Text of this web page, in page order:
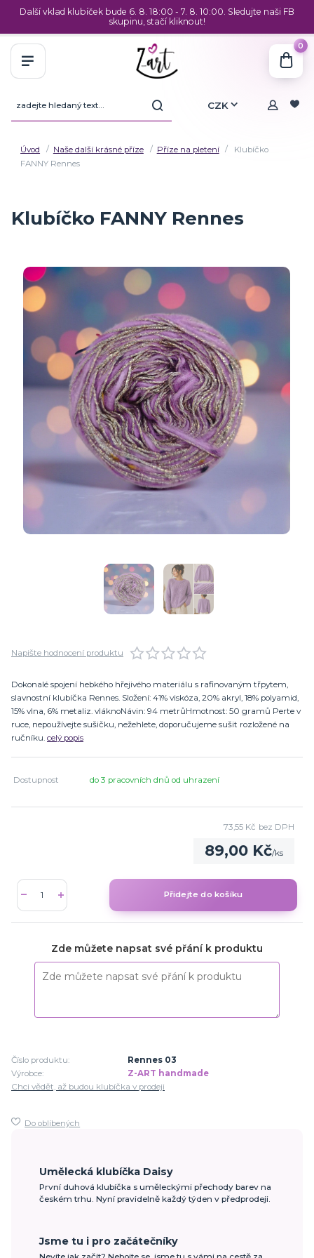
Další vklad klubíček bude 6. 8. 18:00 - 7. 8. 10:00. Sledujte naši FB
skupinu, stačí kliknout!
CZK
0
Úvod Naše další krásné příze Příze na pletení
Klubíčko
FANNY Rennes
Klubíčko FANNY Rennes
Napište hodnocení produktu
Dokonalé spojení hebkého hřejivého materiálu s rafinovaným třpytem,
slavnostní klubíčka Rennes. Složení: 41% viskóza, 20% akryl, 18% polyamid,
15% vlna, 6% metaliz. vláknoNávin: 94 metrůHmotnost: 50 gramů Perte v
ruce, nepoužívejte sušičku, nežehlete, doporučujeme sušit rozložené na
ručníku. celý popis
Dostupnost do 3 pracovních dnů od uhrazení
89,00 Kč/ks
73,55 Kč bez DPH
Přidejte do košíku
Zde můžete napsat své přání k produktu
Číslo produktu:
Rennes 03
Výrobce:
Z-ART handmade
Chci vědět, až budou klubíčka v prodeji
Do oblíbených
Umělecká klubíčka Daisy
První duhová klubíčka s uměleckými přechody barev na
českém trhu. Nyní pravidelně každý týden v předprodeji.
Jsme tu i pro začátečníky